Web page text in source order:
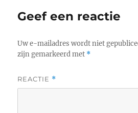
Geef een reactie
Uw e-mailadres wordt niet
zijn gemarkeerd met *
REACTIE *